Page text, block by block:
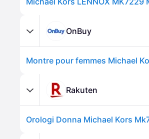
OnBuy
Rakuten
Orologi Donna Michael Kors